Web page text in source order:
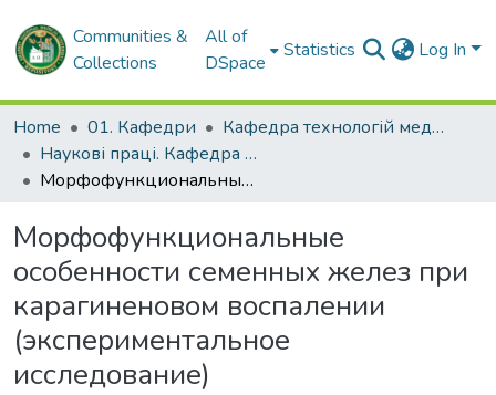
Communities &
Collections
All of
DSpace
Statistics Log In
Home 01. Кафедри
Кафедра технологій медичної діагностики
Наукові праці. Кафедра технологій медичної діагностики
Морфофункциональные особенности семенных желез при карагиненовом воспалении (экспериментальное исследование)
Морфофункциональные
особенности семенных желез при
карагиненовом воспалении
(экспериментальное
исследование)